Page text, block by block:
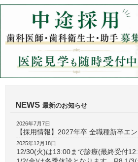
NEWS 最新のお知らせ
2026年7月7日
【採用情報】2027年卒 全職種新卒エ
2025年12月18日
12/30(火)は13:00まで診療(最終受付